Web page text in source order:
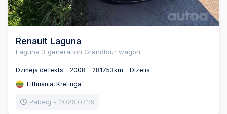
Renault Laguna
Laguna 3 generation Grandtour wagon
Dzinēja defekts 2008 281753km
Dīzelis
Lithuania, Kretinga
Pabeigts 2026.07.29